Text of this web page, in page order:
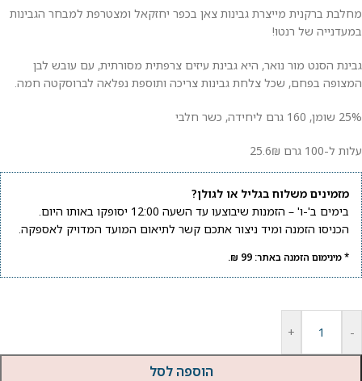
מחלבת ברקנית מייצרת גבינות צאן בכפר יחזקאל ומצטרפת למבחר הגבינות
במעדנייה של רנטו!
גבינת הסנט מור נואר, היא גבינת עיזים צרפתית מסורתית, עם עובש לבן
המצופה בפחם, שכל צלחת גבינות צריכה ותוספת נפלאה לברוסקטה חמה.
25% שומן, 160 גרם ליחידה, כשר חלבי
עלות ל-100 גרם 25.6₪
מזמינים משלוח בגליל או לגולן?
בימים ב'-ו' – הזמנות שיבוצעו עד השעה 12:00 יסופקו באותו היום.
הכניסו הזמנה ומיד ניצור אתכם קשר לתיאום המועד המדויק לאספקה.
* מינימום הזמנה באתר: 99 ₪.
-
+
הוספה לסל